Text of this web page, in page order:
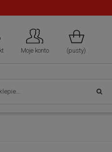
Moje konto (pusty)